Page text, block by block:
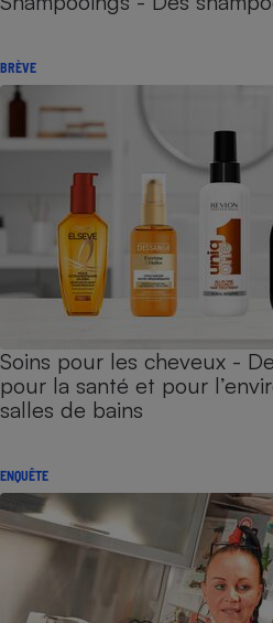
BRÈVE
Soins pour les cheveux -
pour la santé et pour
salles de bains
ENQUÊTE